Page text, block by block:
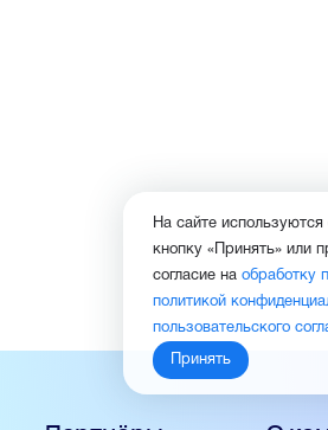
На сайте
кнопку «Принять» или
согласие на обработку
политикой
пользовательского
Принять